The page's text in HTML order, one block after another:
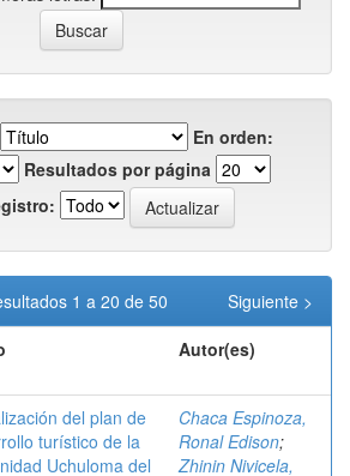
En orden:
Resultados por página
1 a 20 de 50
Siguiente >
Autor(es)
del plan de
turístico de la
Uchuloma del
Chaca Espinoza,
Ronal Edison;
Zhinin Nivicela,